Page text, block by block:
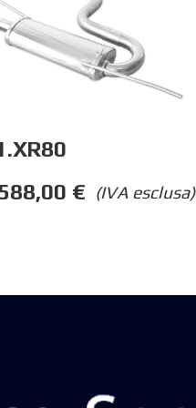
(IVA esclusa)
€